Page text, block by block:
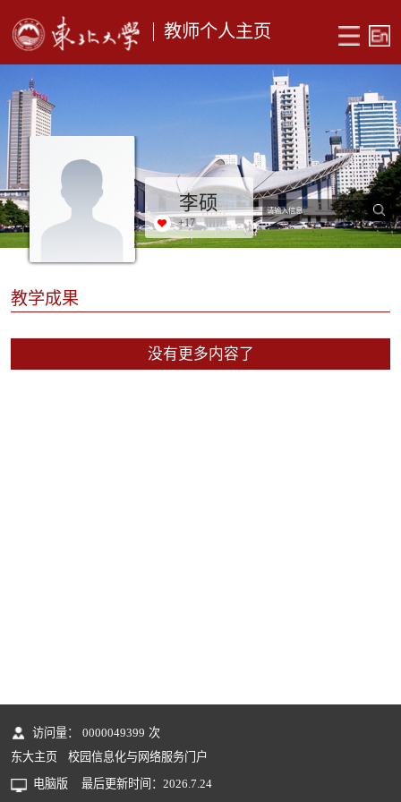
教师个人主页
李硕
+17
教学成果
没有更多内容了
访问量： 0000049399 次
东大主页
校园信息化与网络服务门户
电脑版
最后更新时间： 2026 7 24